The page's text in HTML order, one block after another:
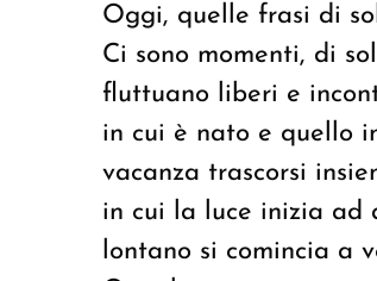
Oggi, quelle frasi di
Ci sono momenti, di
fluttuano liberi e
in cui è nato e quello
vacanza trascorsi
in cui la luce inizia ad
lontano si comincia a